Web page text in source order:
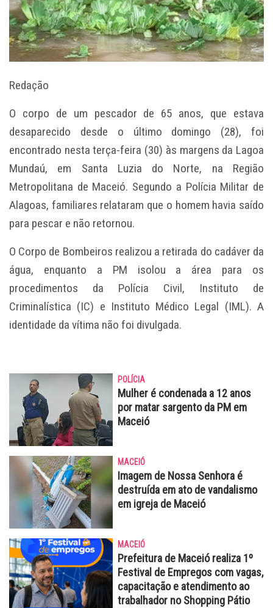
Redação
O corpo de um pescador de 65 anos, que estava
desaparecido desde o último domingo (28), foi
encontrado nesta terça-feira (30) às margens da Lagoa
Mundaú, em Santa Luzia do Norte, na Região
Metropolitana de Maceió. Segundo a Polícia Militar de
Alagoas, familiares relataram que o homem havia saído
para pescar e não retornou.
O Corpo de Bombeiros realizou a retirada do cadáver da
água, enquanto a PM isolou a área para os
procedimentos da Polícia Civil, Instituto de
Criminalística (IC) e Instituto Médico Legal (IML). A
identidade da vítima não foi divulgada.
POLÍCIA
Mulher é condenada a 12 anos
por matar sargento da PM em
Maceió
MACEIÓ
Imagem de Nossa Senhora é
destruída em ato de vandalismo
em igreja de Maceió
MACEIÓ
Prefeitura de Maceió realiza 1º
Festival de Empregos com vagas,
capacitação e atendimento ao
trabalhador no Shopping Pátio